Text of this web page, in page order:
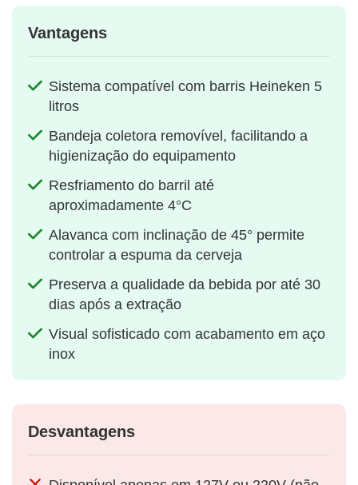
Vantagens
Sistema compatível com barris Heineken 5
litros
Bandeja coletora removível, facilitando a
higienização do equipamento
Resfriamento do barril até
aproximadamente 4°C
Alavanca com inclinação de 45° permite
controlar a espuma da cerveja
Preserva a qualidade da bebida por até 30
dias após a extração
Visual sofisticado com acabamento em aço
inox
Desvantagens